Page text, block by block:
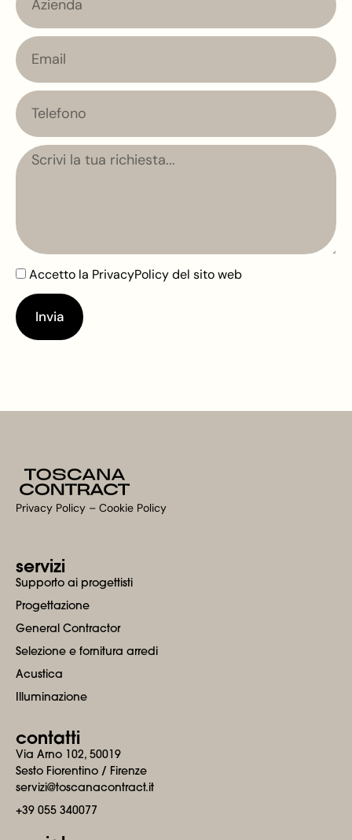
Email
Telefono
Messaggio
Accetto la PrivacyPolicydel sito web
Invia
Privacy Policy – Cookie Policy​
servizi
Supporto ai progettisti
Progettazione
General Contractor
Selezione e fornitura arredi
Acustica
Illuminazione
contatti
Via Arno 102, 50019
Sesto Fiorentino / Firenze
servizi@toscanacontract.it
+39 055 340077